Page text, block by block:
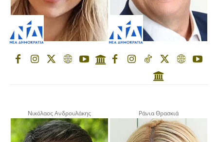
Νικόλαος Ανδρουλάκης Ράνια Θρασκιά